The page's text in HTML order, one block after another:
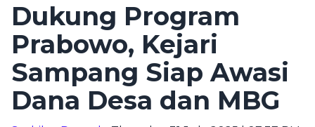
Dukung Program
Prabowo, Kejari
Sampang Siap Awasi
Dana Desa dan MBG